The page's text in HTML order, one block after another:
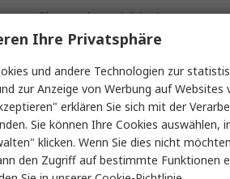
Thermoelement-Adapter
Serie U1240
U1186A
IEC 61010-1:2001, EN 61010-1:2001
Ihre Privatsphäre
und andere Technologien zur
zur Anzeige von Werbung auf
erklären Sie sich mit der
Sie können Ihre Cookies auswählen,
klicken. Wenn Sie dies nicht
den Zugriff auf bestimmte Funktionen